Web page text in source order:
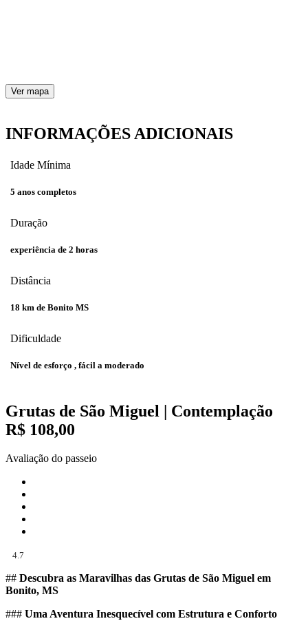
Ver mapa
INFORMAÇÕES ADICIONAIS
Idade Mínima
5 anos completos
Duração
experiência de 2 horas
Distância
18 km de Bonito MS
Dificuldade
Nível de esforço , fácil a moderado
Grutas de São Miguel | Contemplação
R$ 108,00
Avaliação do passeio
4.7
## Descubra as Maravilhas das Grutas de São Miguel em
Bonito, MS
### Uma Aventura Inesquecível com Estrutura e Conforto